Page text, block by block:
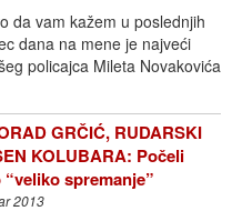
da vam kažem u poslednjih
dana na mene je najveći
policajca Mileta Novakovića
GRČIĆ, RUDARSKI
KOLUBARA: Počeli
“veliko spremanje”
2013